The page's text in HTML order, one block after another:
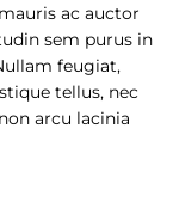
ac auctor
sem purus in
feugiat,
tellus, nec
arcu lacinia